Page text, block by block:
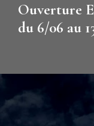
Ouverture
du 6/06 au